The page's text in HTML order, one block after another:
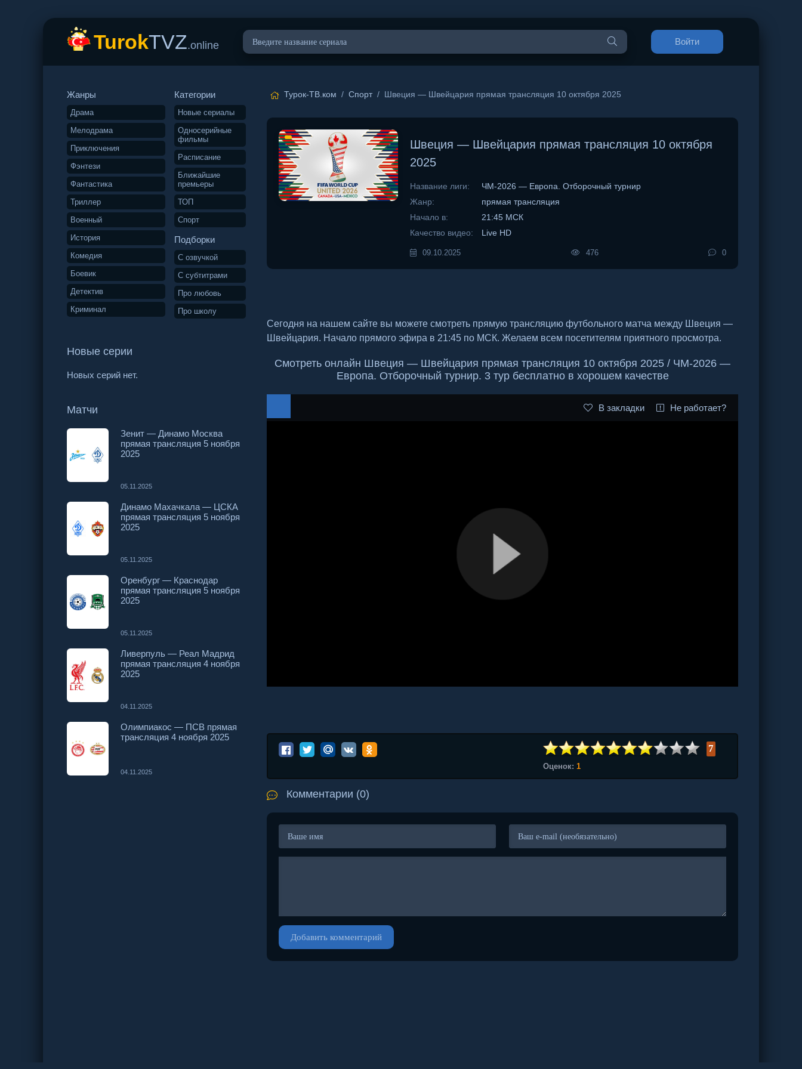
TurokTVZ.online Войти
Жанры
Драма
Мелодрама
Приключения
Фэнтези
Фантастика
Триллер
Военный
История
Комедия
Боевик
Детектив
Криминал
Категории
Новые сериалы
Односерийные
фильмы
Расписание
Ближайшие
премьеры
ТОП
Спорт
Подборки
С озвучкой
С субтитрами
Про любовь
Про школу
Новые серии
Новых серий нет.
Матчи
Зенит — Динамо Москва
прямая трансляция 5 ноября
2025
05.11.2025
Динамо Махачкала — ЦСКА
прямая трансляция 5 ноября
2025
05.11.2025
Оренбург — Краснодар
прямая трансляция 5 ноября
2025
05.11.2025
Ливерпуль — Реал Мадрид
прямая трансляция 4 ноября
2025
04.11.2025
Олимпиакос — ПСВ прямая
трансляция 4 ноября 2025
04.11.2025
Турок-ТВ.ком / Спорт/ Швеция — Швейцария прямая трансляция 10 октября 2025
Швеция — Швейцария прямая трансляция 10 октября
2025
Название лиги:
ЧМ-2026 — Европа. Отборочный турнир
Жанр:
прямая трансляция
Начало в:
21:45 МСК
Качество видео:
Live HD
09.10.2025 476 0
Сегодня на нашем сайте вы можете смотреть прямую трансляцию футбольного матча между Швеция —
Швейцария. Начало прямого эфира в 21:45 по МСК. Желаем всем посетителям приятного просмотра.
Смотреть онлайн Швеция — Швейцария прямая трансляция 10 октября 2025 / ЧМ-2026 —
Европа. Отборочный турнир. 3 тур бесплатно в хорошем качестве
В закладки Не работает?
7
Оценок: 1
Комментарии (0)
Добавить комментарий